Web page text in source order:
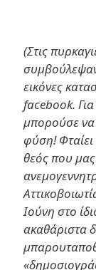
(Στις
εικόνες
facebook.
μπορούσε να
φύση! Φταίει
θεός που
Ιούνη στο
ακαθάριστα